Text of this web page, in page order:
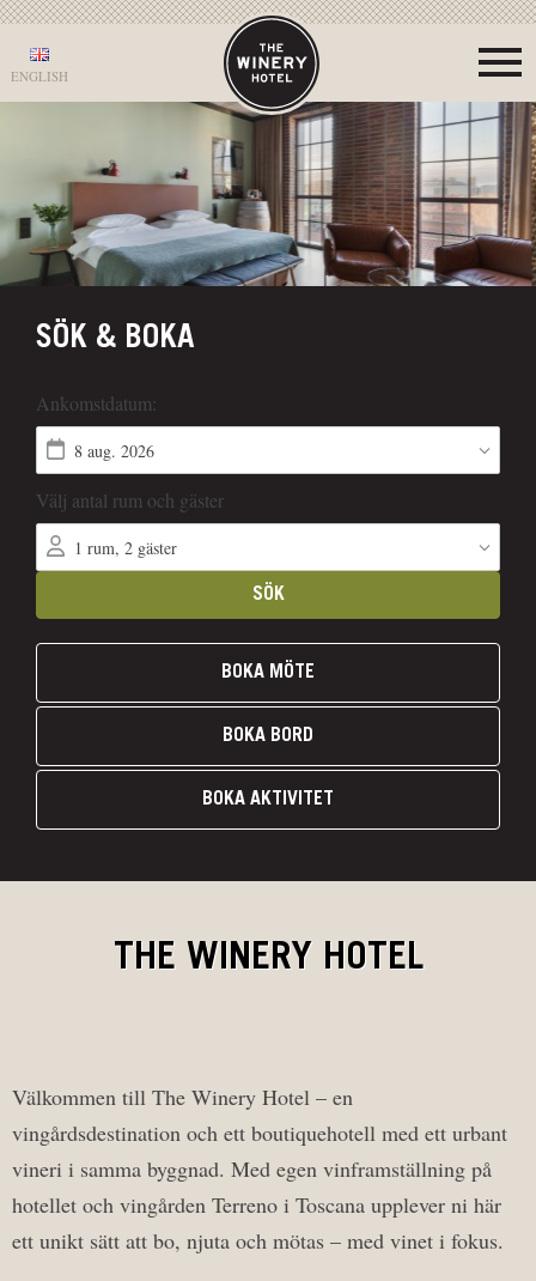
ENGLISH
SÖK & BOKA
BOKA MÖTE
BOKA BORD
BOKA AKTIVITET
THE WINERY HOTEL
Välkommen till The Winery Hotel – en
vingårdsdestination och ett boutiquehotell med ett urbant
vineri i samma byggnad. Med egen vinframställning på
hotellet och vingården Terreno i Toscana upplever ni här
ett unikt sätt att bo, njuta och mötas – med vinet i fokus.